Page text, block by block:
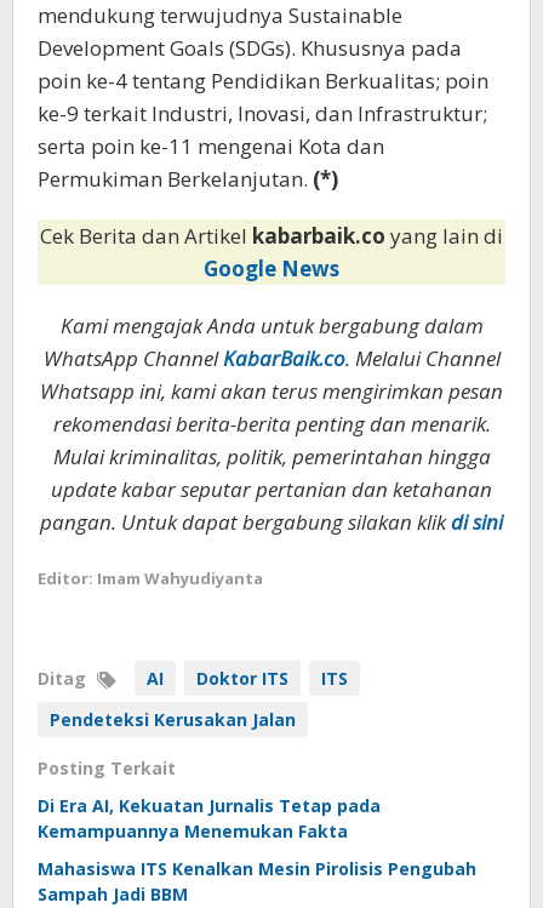
mendukung terwujudnya Sustainable
Development Goals (SDGs). Khususnya pada
poin ke-4 tentang Pendidikan Berkualitas; poin
ke-9 terkait Industri, Inovasi, dan Infrastruktur;
serta poin ke-11 mengenai Kota dan
Permukiman Berkelanjutan. (*)
Cek Berita dan Artikel kabarbaik.co yang lain di
Google News
Kami mengajak Anda untuk bergabung dalam
WhatsApp ChannelKabarBaik.co. Melalui Channel
Whatsapp ini, kami akan terus mengirimkan pesan
rekomendasi berita-berita penting dan menarik.
Mulai kriminalitas, politik, pemerintahan hingga
update kabar seputar pertanian dan ketahanan
pangan. Untuk dapat bergabung silakan klikdi sini
Editor: Imam Wahyudiyanta
Ditag AI Doktor ITS
ITS
Pendeteksi Kerusakan Jalan
Posting Terkait
Di Era AI, Kekuatan Jurnalis Tetap pada
Kemampuannya Menemukan Fakta
Mahasiswa ITS Kenalkan Mesin Pirolisis Pengubah
Sampah Jadi BBM